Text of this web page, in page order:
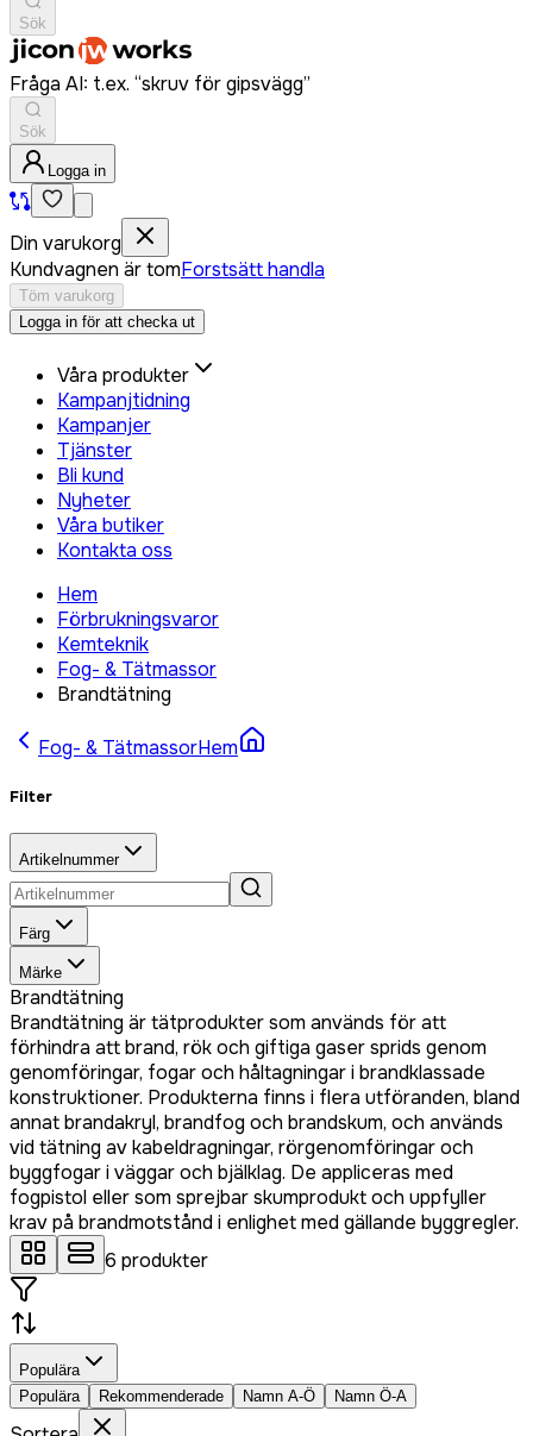
Sök
Fråga AI: t.ex. “skruv för gipsvägg”
Sök
Logga in
Din varukorg
Kundvagnen är tomForstsätt handla
Töm varukorg
Logga in för att checka ut
Våra produkter
Kampanjtidning
Kampanjer
Tjänster
Bli kund
Nyheter
Våra butiker
Kontakta oss
Hem
Förbrukningsvaror
Kemteknik
Fog- & Tätmassor
Brandtätning
Fog- & TätmassorHem
Filter
Artikelnummer
Färg
Märke
Brandtätning
Brandtätning är tätprodukter som används för att
förhindra att brand, rök och giftiga gaser sprids genom
genomföringar, fogar och håltagningar i brandklassade
konstruktioner. Produkterna finns i flera utföranden, bland
annat brandakryl, brandfog och brandskum, och används
vid tätning av kabeldragningar, rörgenomföringar och
byggfogar i väggar och bjälklag. De appliceras med
fogpistol eller som sprejbar skumprodukt och uppfyller
krav på brandmotstånd i enlighet med gällande byggregler.
6 produkter
Populära
Populära
Rekommenderade Namn A-Ö Namn Ö-A